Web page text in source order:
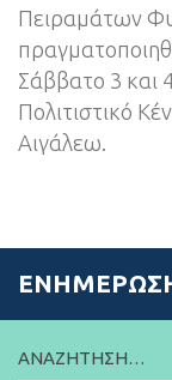
Πειραμάτων
Σάββατο 3 και
Πολιτιστικό
Αιγάλεω.
ΑΝΑΖΉΤΗΣΗ…